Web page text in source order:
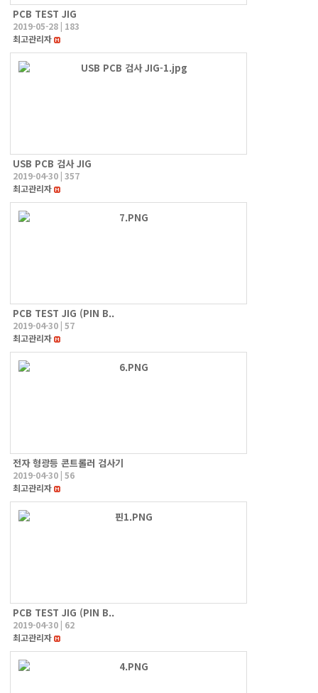
PCB TEST JIG
2019-05-28 | 183
최고관리자
USB PCB 검사 JIG
2019-04-30 | 357
최고관리자
PCB TEST JIG (PIN B..
2019-04-30 | 57
최고관리자
전자 형광등 콘트롤러 검사기
2019-04-30 | 56
최고관리자
PCB TEST JIG (PIN B..
2019-04-30 | 62
최고관리자